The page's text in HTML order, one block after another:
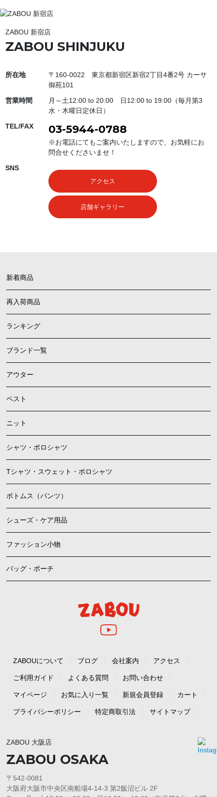
ZABOU 新宿店
ZABOU SHINJUKU
所在地
〒160-0022 東京都新宿区新宿2丁目4番2号 カーサ
御苑101
営業時間
月～土12:00 to 20:00 日12:00 to 19:00（毎月第3
水・木曜日定休日）
TEL/FAX 03-5944-0788
※お電話にてもご案内いたしますので、お気軽にお
問合せくださいませ！
SNS
アクセス
店舗ギャラリー
新着商品
再入荷商品
ランキング
ブランド一覧
アウター
ベスト
ニット
シャツ・ポロシャツ
Tシャツ・スウェット・ポロシャツ
ボトムス（パンツ）
シューズ・ケア用品
ファッション小物
バッグ・ポーチ
ZABOUについて ブログ 会社案内 アクセス
ご利用ガイド よくある質問 お問い合わせ
マイページ お気に入り一覧 新規会員登録 カート
プライバシーポリシー 特定商取引法 サイトマップ
ZABOU 大阪店
ZABOU OSAKA
〒542-0081
大阪府大阪市中央区南船場4-14-3 第2飯沼ビル 2F